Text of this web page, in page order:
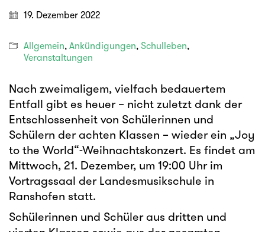
19. Dezember 2022
Allgemein, Ankündigungen, Schulleben,
Veranstaltungen
Nach zweimaligem, vielfach bedauertem
Entfall gibt es heuer – nicht zuletzt dank der
Entschlossenheit von Schülerinnen und
Schülern der achten Klassen – wieder ein „Joy
to the World“-Weihnachtskonzert. Es findet am
Mittwoch, 21. Dezember, um 19:00 Uhr im
Vortragssaal der Landesmusikschule in
Ranshofen statt.
Schülerinnen und Schüler aus dritten und